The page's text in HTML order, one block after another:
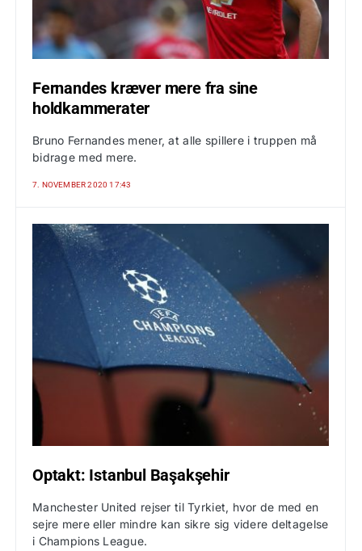
Fernandes kræver mere fra sine
holdkammerater
Bruno Fernandes mener, at alle spillere i truppen må
bidrage med mere.
7. NOVEMBER 2020 17:43
Optakt: Istanbul Başakşehir
Manchester United rejser til Tyrkiet, hvor de med en
sejre mere eller mindre kan sikre sig videre deltagelse
i Champions League.